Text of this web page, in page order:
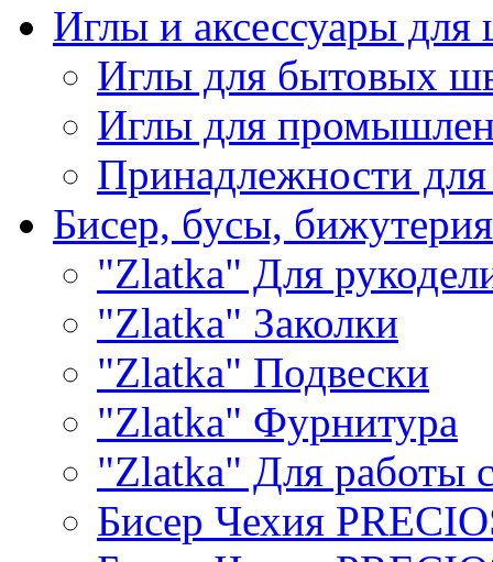
Иглы и аксессуары
Иглы для бытовых
Иглы для
Принадлежности
Бисер, бусы, бижутерия
"Zlatka" Для
"Zlatka" Заколки
"Zlatka" Подвески
"Zlatka" Фурнитура
"Zlatka" Для работы
Бисер Чехия